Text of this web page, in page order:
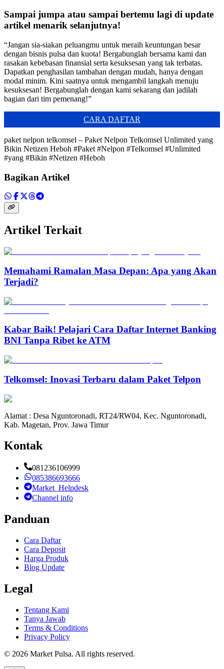
Sampai jumpa atau sampai bertemu lagi di update
artikel menarik selanjutnya!
“Jangan sia-siakan peluangmu untuk meraih keuntungan besar
dengan bisnis pulsa dan kuota! Bergabunglah bersama kami dan
rasakan kebebasan finansial serta kesuksesan yang tak terbatas.
Dapatkan penghasilan tambahan dengan mudah, hanya dengan
modal minim. Kini saatnya untuk mengambil langkah menuju
kesuksesan! Bergabunglah dengan kami sekarang dan jadilah
bagian dari tim pemenang!”
CARA DAFTAR
paket nelpon telkomsel – Paket Nelpon Telkomsel Unlimited yang
Bikin Netizen Heboh #Paket #Nelpon #Telkomsel #Unlimited
#yang #Bikin #Netizen #Heboh
Bagikan Artikel
Artikel Terkait
Memahami Ramalan Masa Depan: Apa yang Akan
Terjadi?
Kabar Baik! Pelajari Cara Daftar Internet Banking
BNI Tanpa Ribet ke ATM
Telkomsel: Inovasi Terbaru dalam Paket Telpon
Alamat : Desa Nguntoronadi, RT24/RW04, Kec. Nguntoronadi,
Kab. Magetan, Prov. Jawa Timur
Kontak
081236106999
085386693666
Market_Helpdesk
Channel info
Panduan
Cara Daftar
Cara Deposit
Harga Produk
Blog Update
Legal
Tentang Kami
Tanya Jawab
Terms & Conditions
Privacy Policy
© 2026 Market Pulsa. All rights reserved.